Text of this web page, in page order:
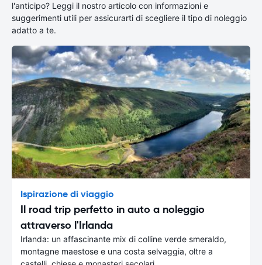
l'anticipo? Leggi il nostro articolo con informazioni e
suggerimenti utili per assicurarti di scegliere il tipo di noleggio
adatto a te.
Ispirazione di viaggio
Il road trip perfetto in auto a noleggio
attraverso l'Irlanda
Irlanda: un affascinante mix di colline verde smeraldo,
montagne maestose e una costa selvaggia, oltre a